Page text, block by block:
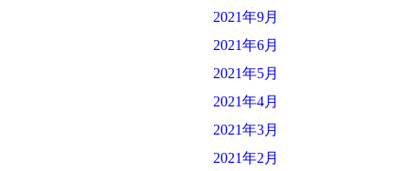
2021年9月
2021年6月
2021年5月
2021年4月
2021年3月
2021年2月